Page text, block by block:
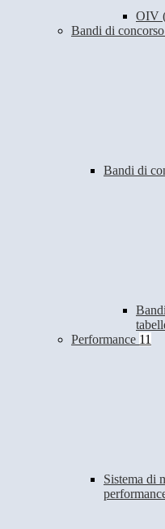
OIV
Bandi di concorso
Bandi di
Performance 11
Sistema di